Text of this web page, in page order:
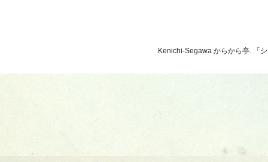
Kenichi-Segawa からから亭. 「